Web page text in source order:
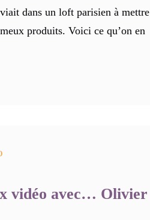
dans un loft parisien à mettre
produits. Voici ce qu’on en
vidéo avec… Olivier